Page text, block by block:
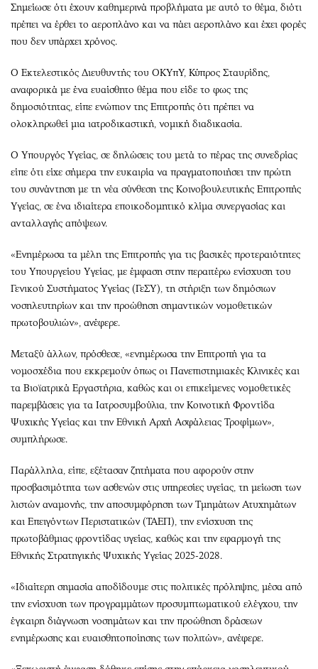
Σημείωσε ότι έχουν καθημερινά προβλήματα με αυτό το θέμα, διότι
πρέπει να έρθει το αεροπλάνο και να πάει αεροπλάνο και έχει φορές
που δεν υπάρχει χρόνος.
Ο Εκτελεστικός Διευθυντής του ΟΚΥπΥ, Κύπρος Σταυρίδης,
αναφορικά με ένα ευαίσθητο θέμα που είδε το φως της
δημοσιότητας, είπε ενώπιον της Επιτροπής ότι πρέπει να
ολοκληρωθεί μια ιατροδικαστική, νομική διαδικασία.
Ο Υπουργός Υγείας, σε δηλώσεις του μετά το πέρας της συνεδρίας
είπε ότι είχε σήμερα την ευκαιρία να πραγματοποιήσει την πρώτη
του συνάντηση με τη νέα σύνθεση της Κοινοβουλευτικής Επιτροπής
Υγείας, σε ένα ιδιαίτερα εποικοδομητικό κλίμα συνεργασίας και
ανταλλαγής απόψεων.
«Ενημέρωσα τα μέλη της Επιτροπής για τις βασικές προτεραιότητες
του Υπουργείου Υγείας, με έμφαση στην περαιτέρω ενίσχυση του
Γενικού Συστήματος Υγείας (ΓεΣΥ), τη στήριξη των δημόσιων
νοσηλευτηρίων και την προώθηση σημαντικών νομοθετικών
πρωτοβουλιών», ανέφερε.
Μεταξύ άλλων, πρόσθεσε, «ενημέρωσα την Επιτροπή για τα
νομοσχέδια που εκκρεμούν όπως οι Πανεπιστημιακές Κλινικές και
τα Βιοϊατρικά Εργαστήρια, καθώς και οι επικείμενες νομοθετικές
παρεμβάσεις για τα Ιατροσυμβούλια, την Κοινοτική Φροντίδα
Ψυχικής Υγείας και την Εθνική Αρχή Ασφάλειας Τροφίμων»,
συμπλήρωσε.
Παράλληλα, είπε, εξέτασαν ζητήματα που αφορούν στην
προσβασιμότητα των ασθενών στις υπηρεσίες υγείας, τη μείωση των
λιστών αναμονής, την αποσυμφόρηση των Τμημάτων Ατυχημάτων
και Επειγόντων Περιστατικών (ΤΑΕΠ), την ενίσχυση της
πρωτοβάθμιας φροντίδας υγείας, καθώς και την εφαρμογή της
Εθνικής Στρατηγικής Ψυχικής Υγείας 2025-2028.
«Ιδιαίτερη σημασία αποδίδουμε στις πολιτικές πρόληψης, μέσα από
την ενίσχυση των προγραμμάτων προσυμπτωματικού ελέγχου, την
έγκαιρη διάγνωση νοσημάτων και την προώθηση δράσεων
ενημέρωσης και ευαισθητοποίησης των πολιτών», ανέφερε.